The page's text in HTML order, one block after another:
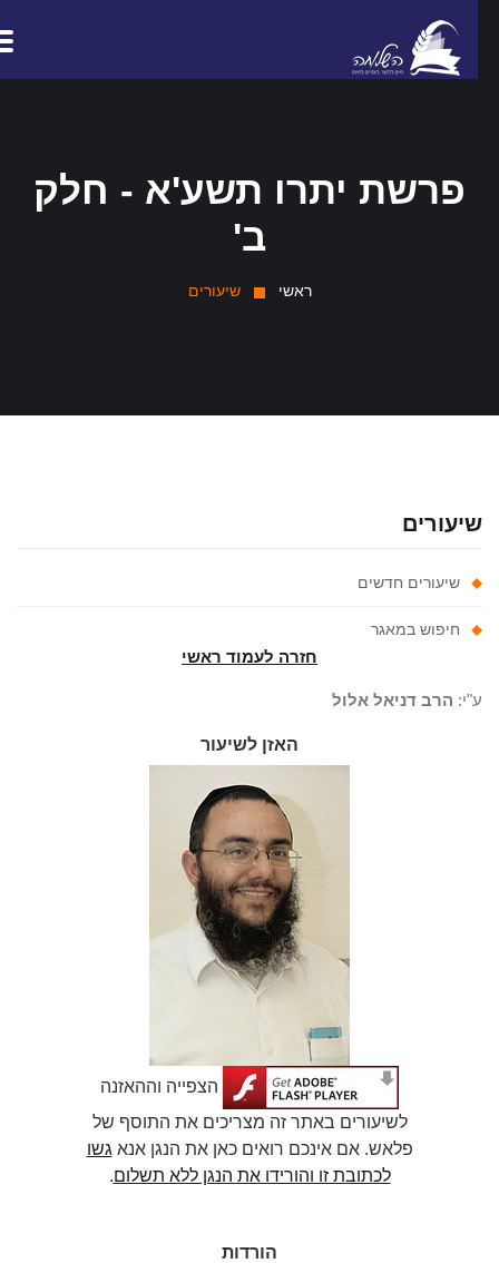
פרשת יתרו תשע'א - חלק
ב'
ראשי שיעורים
שיעורים חדשים
חיפוש במאגר
חזרה לעמוד ראשי
הרב דניאל אלול
האזן לשיעור
הצפייה וההאזנה
לשיעורים באתר זה מצריכים את התוסף של
פלאש. אם אינכם רואים כאן את הנגן אנאגשו
לכתובת זו והורידו את הנגן ללא תשלום.
הורדות